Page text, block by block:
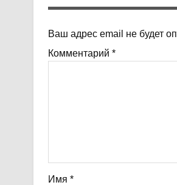
Ваш адрес email не будет
Комментарий *
Имя *